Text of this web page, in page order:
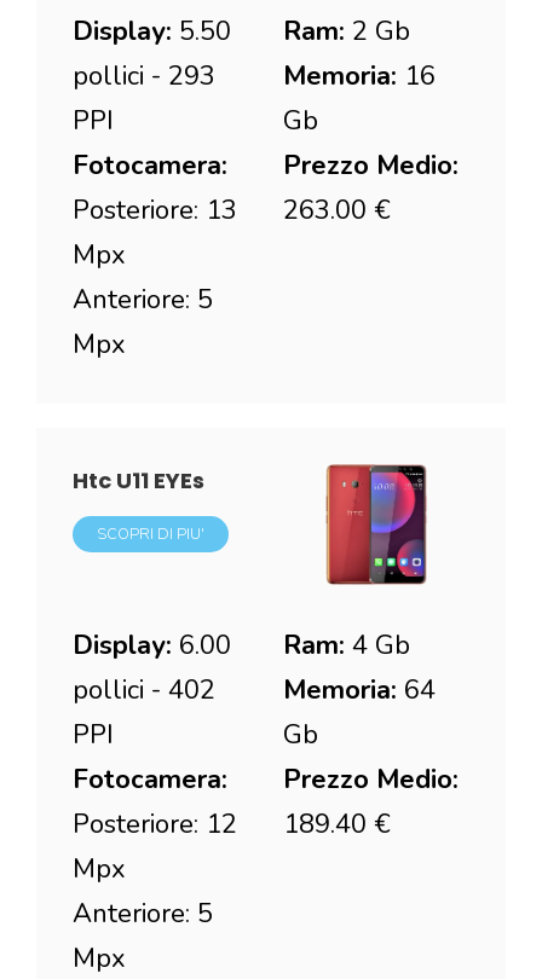
Display: 5.50
pollici - 293
PPI
Fotocamera:
Posteriore: 13
Mpx
Anteriore: 5
Mpx
Ram: 2 Gb
Memoria: 16
Gb
Prezzo Medio:
263.00 €
Htc U11 EYEs
SCOPRI DI PIU'
Display: 6.00
pollici - 402
PPI
Fotocamera:
Posteriore: 12
Mpx
Anteriore: 5
Mpx
Ram: 4 Gb
Memoria: 64
Gb
Prezzo Medio:
189.40 €